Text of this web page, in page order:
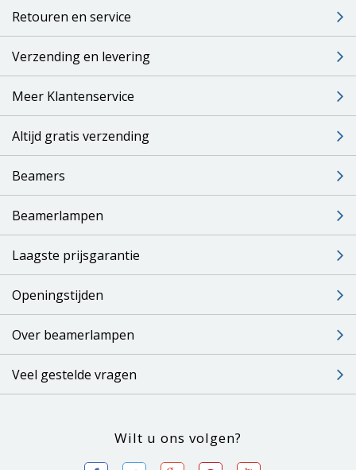
Retouren en service
Verzending en levering
Meer Klantenservice
Altijd gratis verzending
Beamers
Beamerlampen
Laagste prijsgarantie
Openingstijden
Over beamerlampen
Veel gestelde vragen
Wilt u ons volgen?